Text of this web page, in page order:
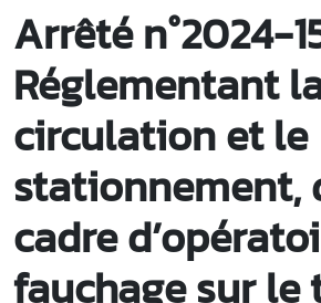
Arrêté n°2024-
Réglementant
circulation et le
stationnement,
cadre
fauchage sur